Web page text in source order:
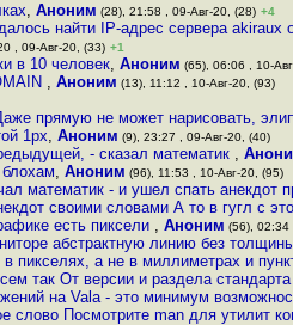
, Аноним (28), 21:58 , 09-Авг-20, (28) +4
найти IP-адрес сервера akiraux
, 09-Авг-20, (33) +1
в 10 человек, Аноним (65), 06:06 , 10-
, Аноним (13), 11:12 , 10-Авг-20, (93)
прямую не может нарисовать,
1px, Аноним (9), 23:27 , 09-Авг-20, (40)
- сказал математик ,
, Аноним (96), 11:53 , 10-Авг-20, (95)
математик - и ушел спать анекдот
своими словами А то в гугл с
есть пиксели , Аноним (56), 02:34
абстрактную линию без
пикселях, а не в миллиметрах и
так От версии и раздела стандарта
на Vala - это минимум
слово Посмотрите man для утилит